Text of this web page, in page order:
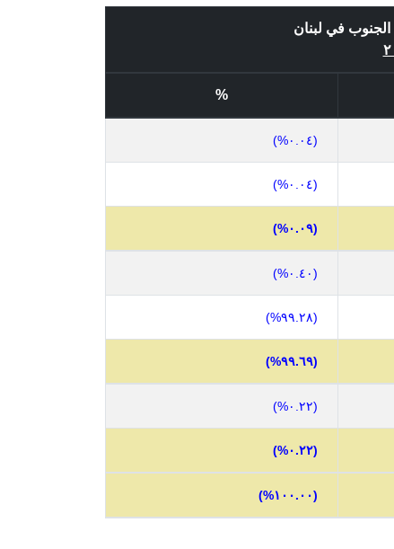
في لبنان
%
(٠.٠٤%)
(٠.٠٤%)
(٠.٠٩%)
(٠.٤٠%)
(٩٩.٢٨%)
(٩٩.٦٩%)
(٠.٢٢%)
(٠.٢٢%)
(١٠٠.٠٠%)